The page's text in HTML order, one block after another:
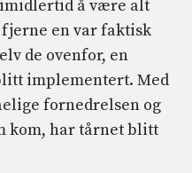
imidlertid å være alt
en var faktisk
de ovenfor, en
implementert. Med
fornedrelsen og
kom, har tårnet blitt